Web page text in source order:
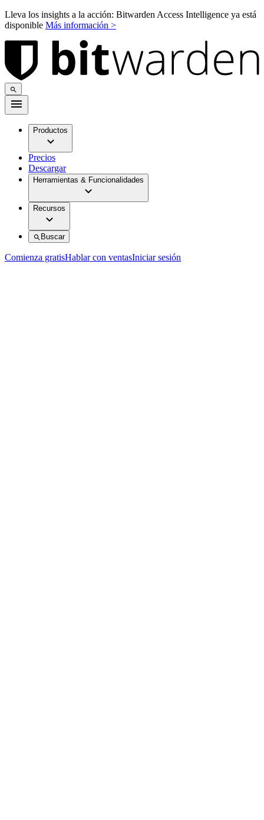
Lleva los insights a la acción: Bitwarden Access Intelligence ya está
disponible Más información >
Productos
Precios
Descargar
Herramientas & Funcionalidades
Recursos
Buscar
Comienza gratisHablar con ventasIniciar sesión